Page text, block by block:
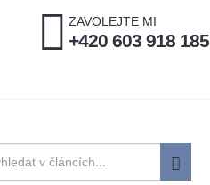
ZAVOLEJTE MI
+420 603 918 185